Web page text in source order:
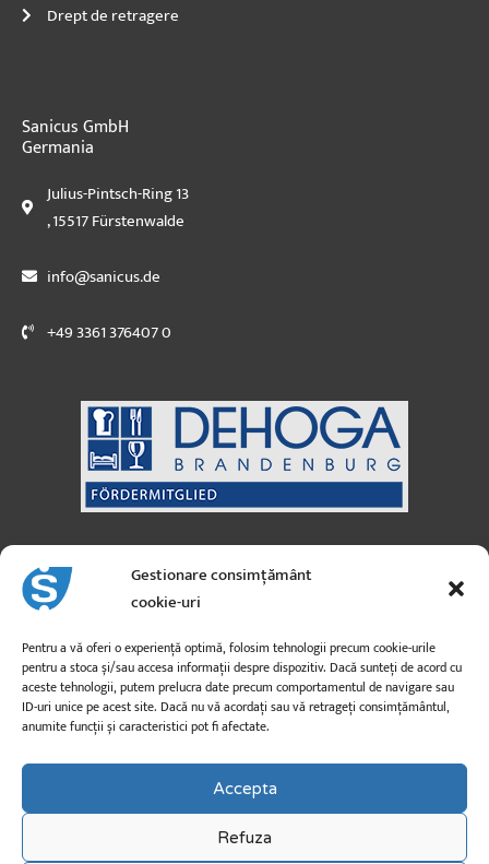
Gestionare consimțământ
cookie-uri
Pentru a vă oferi o experiență optimă, folosim tehnologii precum cookie-urile
pentru a stoca și/sau accesa informații despre dispozitiv. Dacă sunteți de acord cu
aceste tehnologii, putem prelucra date precum comportamentul de navigare sau
ID-uri unice pe acest site. Dacă nu vă acordați sau vă retrageți consimțământul,
anumite funcții și caracteristici pot fi afectate.
Accepta
Refuza
Drept de retragere
Sanicus GmbH
Germania
Julius-Pintsch-Ring 13
, 15517 Fürstenwalde
info@sanicus.de
+49 3361 376407 0
Sanicus GmbH
Austria
A-5101 Bergheim
info@sanicus.at
+43 662 260 26